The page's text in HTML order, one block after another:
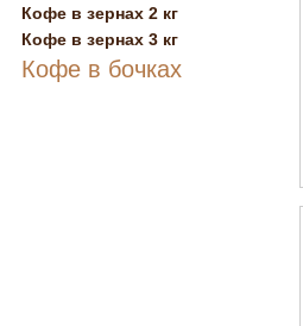
Кофе в зернах 2 кг
Кофе в зернах 3 кг
Кофе в бочках